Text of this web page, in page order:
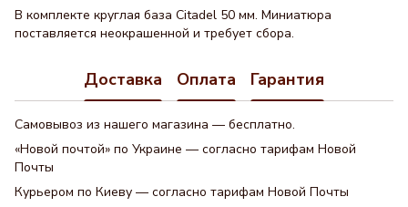
В комплекте круглая база Citadel 50 мм. Миниатюра
поставляется неокрашенной и требует сбора.
Доставка Оплата Гарантия
Самовывоз из нашего магазина — бесплатно.
«Новой почтой» по Украине — согласно тарифам Новой
Почты
Курьером по Киеву — согласно тарифам Новой Почты